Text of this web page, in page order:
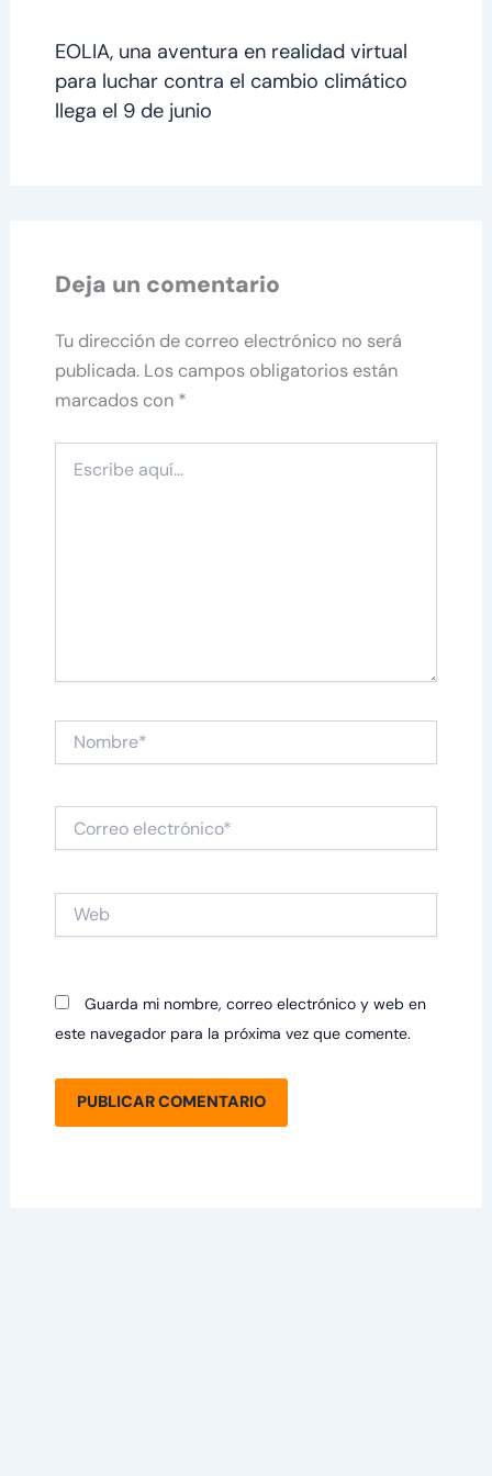
EOLIA, una aventura en realidad virtual
para luchar contra el cambio climático
llega el 9 de junio
Deja un comentario
Tu dirección de correo electrónico no será
publicada. Los campos obligatorios están
marcados con *
aquí...
electrónico*
Guarda mi nombre, correo electrónico y web en
este navegador para la próxima vez que comente.